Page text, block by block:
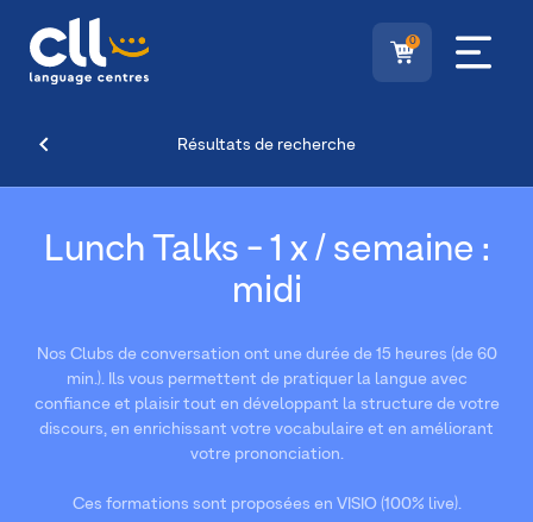
0
Résultats de recherche
Lunch Talks - 1 x / semaine :
midi
Nos Clubs de conversation ont une durée de 15 heures (de 60
min.). Ils vous permettent de pratiquer la langue avec
confiance et plaisir tout en développant la structure de votre
discours, en enrichissant votre vocabulaire et en améliorant
votre prononciation.
Ces formations sont proposées en VISIO (100% live).